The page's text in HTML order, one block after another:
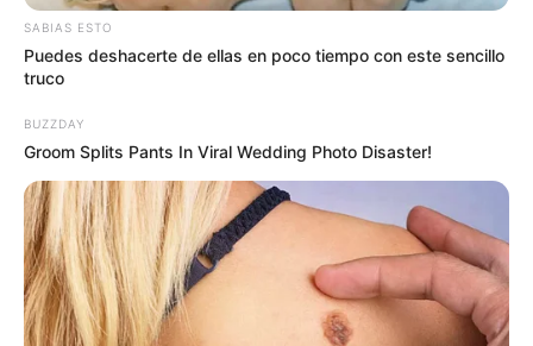
SABIAS ESTO
Puedes deshacerte de ellas en poco tiempo con este sencillo
truco
BUZZDAY
Groom Splits Pants In Viral Wedding Photo Disaster!